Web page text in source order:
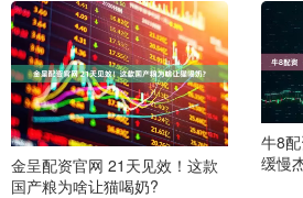
金呈配资官网 21天见效！这款
国产粮为啥让猫喝奶?
牛8
缓慢